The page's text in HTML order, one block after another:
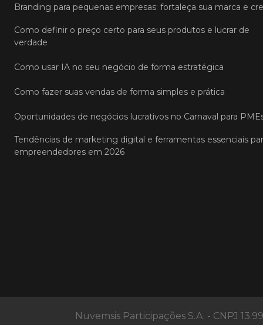
Branding para pequenas empresas: fortaleça sua marca e
Como definir o preço certo para seus produtos e lucrar de
verdade
Como usar IA no seu negócio de forma estratégica
Como fazer suas vendas de forma simples e prática
Oportunidades de negócios lucrativos no Carnaval para
Tendências de marketing digital e ferramentas essenciais
empreendedores em 2026
Nuvemsis Participações S.A. - CNPJ